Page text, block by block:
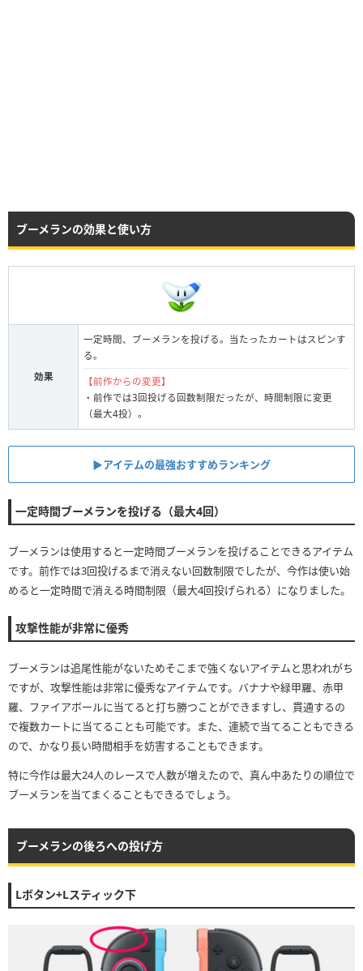
ブーメランの効果と使い方
効果
一定時間、ブーメランを投げる。当たったカートはスピンす
る。
【前作からの変更】
・前作では3回投げる回数制限だったが、時間制限に変更
（最大4投）。
▶︎アイテムの最強おすすめランキング
一定時間ブーメランを投げる（最大4回）
ブーメランは使用すると一定時間ブーメランを投げることできるアイテム
です。前作では3回投げるまで消えない回数制限でしたが、今作は使い始
めると一定時間で消える時間制限（最大4回投げられる）になりました。
攻撃性能が非常に優秀
ブーメランは追尾性能がないためそこまで強くないアイテムと思われがち
ですが、攻撃性能は非常に優秀なアイテムです。バナナや緑甲羅、赤甲
羅、ファイアボールに当てると打ち勝つことができますし、貫通するの
で複数カートに当てることも可能です。また、連続で当てることもできる
ので、かなり長い時間相手を妨害することもできます。
特に今作は最大24人のレースで人数が増えたので、真ん中あたりの順位で
ブーメランを当てまくることもできるでしょう。
ブーメランの後ろへの投げ方
Lボタン+Lスティック下